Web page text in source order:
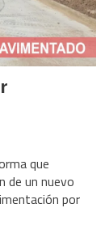
que
de un nuevo
por